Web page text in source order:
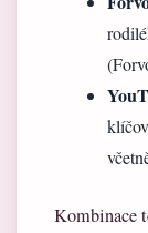
Kombinace